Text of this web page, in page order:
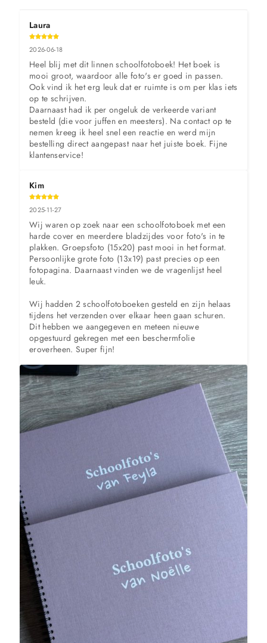
Laura
2026-06-18
Heel blij met dit linnen schoolfotoboek! Het boek is
mooi groot, waardoor alle foto's er goed in passen.
Ook vind ik het erg leuk dat er ruimte is om per klas iets
op te schrijven.
Daarnaast had ik per ongeluk de verkeerde variant
besteld (die voor juffen en meesters). Na contact op te
nemen kreeg ik heel snel een reactie en werd mijn
bestelling direct aangepast naar het juiste boek. Fijne
klantenservice!
Kim
2025-11-27
Wij waren op zoek naar een schoolfotoboek met een
harde cover en meerdere bladzijdes voor foto's in te
plakken. Groepsfoto (15x20) past mooi in het format.
Persoonlijke grote foto (13x19) past precies op een
fotopagina. Daarnaast vinden we de vragenlijst heel
leuk.
Wij hadden 2 schoolfotoboeken gesteld en zijn helaas
tijdens het verzenden over elkaar heen gaan schuren.
Dit hebben we aangegeven en meteen nieuwe
opgestuurd gekregen met een beschermfolie
eroverheen. Super fijn!